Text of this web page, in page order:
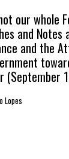
our whole
and
and the
(September
Lopes